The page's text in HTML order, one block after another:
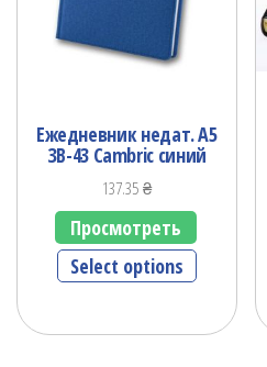
Ежедневник недат. А5
ЗВ-43 Cambric синий
137.35₴
Просмотреть
Select options